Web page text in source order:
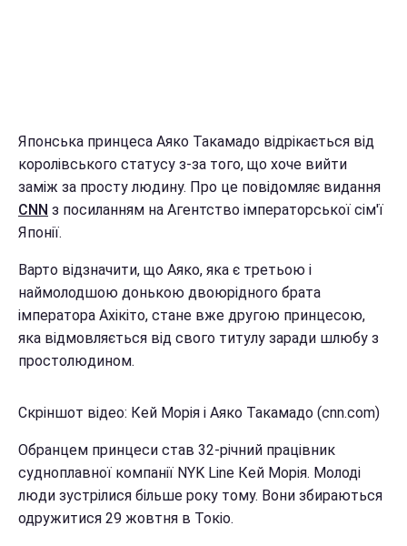
Японська принцеса Аяко Такамадо відрікається від
королівського статусу з-за того, що хоче вийти
заміж за просту людину. Про це повідомляє видання
CNN з посиланням на Агентство імператорської сім'ї
Японії.
Варто відзначити, що Аяко, яка є третьою і
наймолодшою донькою двоюрідного брата
імператора Ахікіто, стане вже другою принцесою,
яка відмовляється від свого титулу заради шлюбу з
простолюдином.
Скріншот відео: Кей Морія і Аяко Такамадо (cnn.com)
Обранцем принцеси став 32-річний працівник
судноплавної компанії NYK Line Кей Морія. Молоді
люди зустрілися більше року тому. Вони збираються
одружитися 29 жовтня в Токіо.